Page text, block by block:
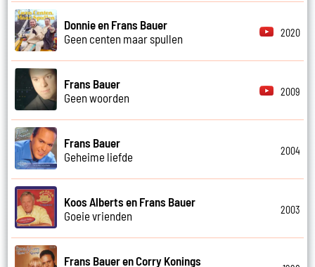
Donnie en Frans Bauer
Geen centen maar spullen
2020
Frans Bauer
Geen woorden
2009
Frans Bauer
Geheime liefde
2004
Koos Alberts en Frans Bauer
Goeie vrienden
2003
Frans Bauer en Corry Konings